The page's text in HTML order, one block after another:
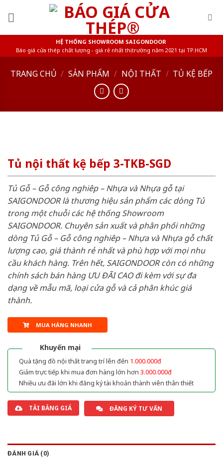
HỆ THỐNG SHOWROOM SAIGONDOOR
Báo giá cửa thép chất lượng - giá rẻ nhất thị trường năm 2021 tại TP.HCM
TRANG CHỦ / SẢN PHẨM / NỘI THẤT / TỦ KỆ BẾP
Tủ nội thất kệ bếp 3-TKB-SGD
Tủ Gỗ – Gỗ công nghiêp – Nhựa và Nhựa gỗ tại
SAIGONDOOR là thương hiệu sản phẩm các dòng Tủ
trong một chuỗi các hệ thống Showroom
SAIGONDOOR. Chuyên sản xuất và phân phối những
dòng Tủ Gỗ – Gỗ công nghiêp – Nhựa và Nhựa gỗ chất
lượng cao, giá thành rẻ nhất và phù hợp với mọi nhu
cầu khách hàng. Trên hết, SAIGONDOOR còn có những
chính sách bán hàng ƯU ĐÃI CAO đi kèm với sự đa
dạng về mẫu mã, loại cửa gỗ và cả phân khúc giá
thành.
MUA HÀNG NHANH
Khuyến mại
Quà tặng đồ nội thất trang trí lên đến 1.000.000đ
Giảm trực tiếp khi mua đơn hàng lớn hơn 3.000.000đ
Nhiều ưu đãi lớn khi đăng ký tài khoản thành viên thân thiết
TẢI BẢNG GIÁ ĐĂNG KÝ TƯ VẤN
ĐÁNH GIÁ (0)